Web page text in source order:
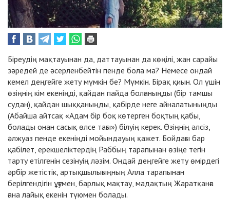
Біреудің мақтауынан да, даттауынан да көңілі, жан сарайы
зәредей де әсерленбейтін пенде бола ма? Немесе ондай
кемел деңгейге жету мүмкін бе? Мүмкін. Бірақ қиын. Ол үшін
өзіңнің кім екеніңді, қайдан пайда болғаныңды (бір тамшы
судан), қайдан шыққаныңды, қабірде неге айналатыныңды
(Абайша айтсақ «Адам бір боқ көтерген боқтың қабы,
болады онан сасық өлсе тағы») білуің керек. Өзіңнің әлсіз,
әлжуаз пенде екеніңді мойындауың қажет. Бойдағы бар
қабілет, ерекшеліктердің Раббың тарапынан өзіңе тегін
тарту етілгенін сезінуің ләзім. Ондай деңгейге жету өмірдегі
әрбір жетістік, артықшылығыңның Алла тарапынан
берілгендігін ұғумен, барлық мақтау, мадақтың Жаратқанға
ғана лайық екенін түюмен болады.